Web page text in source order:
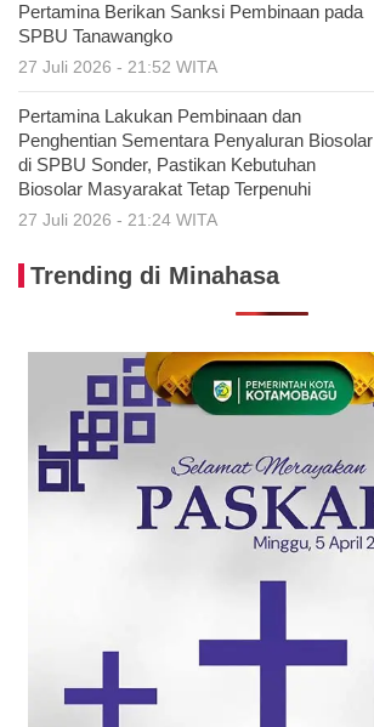
Pertamina Berikan Sanksi Pembinaan pada
SPBU Tanawangko
27 Juli 2026 - 21:52 WITA
Pertamina Lakukan Pembinaan dan
Penghentian Sementara Penyaluran Biosolar
di SPBU Sonder, Pastikan Kebutuhan
Biosolar Masyarakat Tetap Terpenuhi
27 Juli 2026 - 21:24 WITA
Trending di Minahasa